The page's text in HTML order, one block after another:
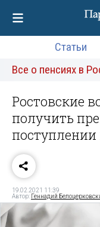
Статьи
Все о пенсиях в
Ростовские
получить
поступлении
19.02.2021 11:39
Автор: Геннадий